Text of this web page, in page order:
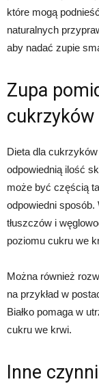
które mogą
naturalnych
aby nadać zupie
Zupa
cukrzyków
Dieta dla
odpowiednią ilość
może być częścią
odpowiedni
tłuszczów i
poziomu cukru we
Można również
na przykład w
Białko pomaga w
cukru we krwi.
Inne